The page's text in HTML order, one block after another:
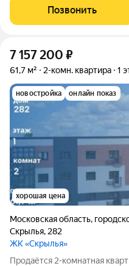
включает панорамную
личными ванными и
Позвонить
7 157 200 ₽
61,7 м² 2-комн. квартира 1
новостройка онлайн показ
хорошая цена
Московская область,
Скрылья, 282
ЖК «Скрылья»
Продаётся 2-комнатная